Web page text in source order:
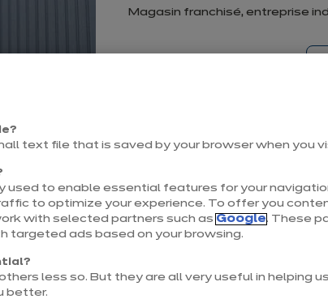
Magasin franchisé, entreprise
Contact
17, RN 18 les Maragolles
54400 Cosnes-et-Romain
Voir le numéro
text file that is saved by your browser when you
used to enable essential features for your
to optimize your experience. To offer you
with selected partners such as Google. These
targeted ads based on your browsing.
less so. But they are all very useful in helping
better.